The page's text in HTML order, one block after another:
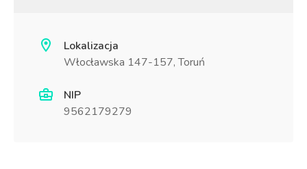
Lokalizacja
Włocławska 147-157, Toruń
NIP
9562179279